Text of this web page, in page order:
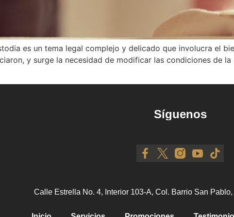
es un tema legal complejo y delicado que involucra el
y surge la necesidad de modificar las condiciones de
Síguenos
Calle Estrella No. 4, Interior 103-A, Col. Barrio San